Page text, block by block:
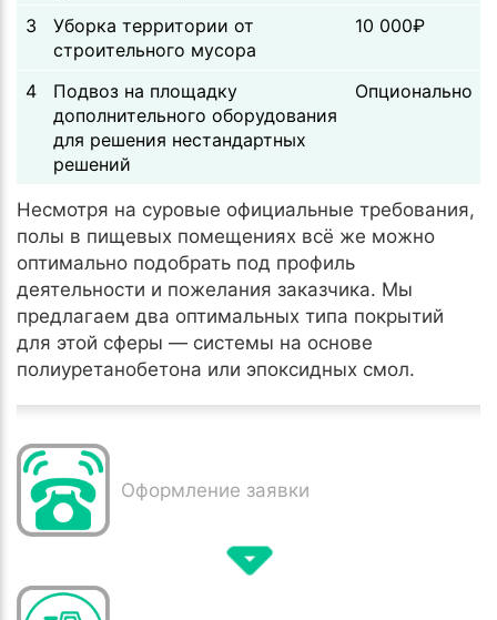
3
Уборка территории от
строительного мусора
10 000₽
4
Подвоз на площадку
дополнительного оборудования
для решения нестандартных
решений
Опционально
Несмотря на суровые официальные требования,
полы в пищевых помещениях всё же можно
оптимально подобрать под профиль
деятельности и пожелания заказчика. Мы
предлагаем два оптимальных типа покрытий
для этой сферы — системы на основе
полиуретанобетона или эпоксидных смол.
Оформление заявки